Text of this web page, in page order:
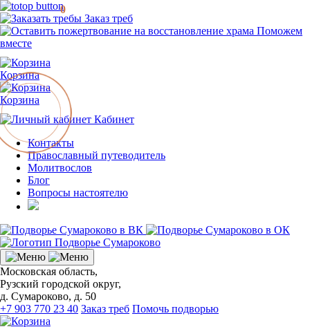
Заказ треб
Поможем
вместе
Корзина
Корзина
0
Кабинет
Контакты
Православный путеводитель
Молитвослов
Блог
Вопросы настоятелю
Московская область,
Рузский городской округ,
д. Сумароково, д. 50
+7 903 770 23 40 Заказ треб Помочь подворью